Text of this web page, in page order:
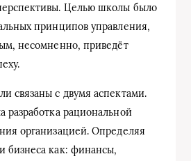
Целью школы было
принципов управления,
несомненно, приведёт
связаны с двумя аспектами.
рациональной
организацией. Определяя
бизнеса как: финансы,